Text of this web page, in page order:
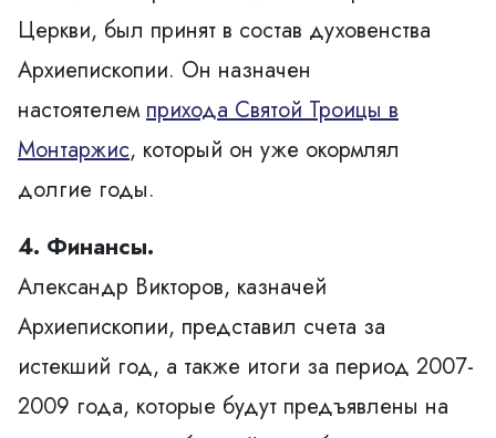
Церкви, был принят в состав духовенствa
Архиепископии. Он назначен
настоятелем прихода Святой Троицы в
Монтаржис, который он уже окормлял
долгие годы.
4. Финансы.
Александр Викторов, казначей
Архиепископии, представил счета за
истекший год, а также итоги за период 2007-
2009 года, которые будут предъявлены на